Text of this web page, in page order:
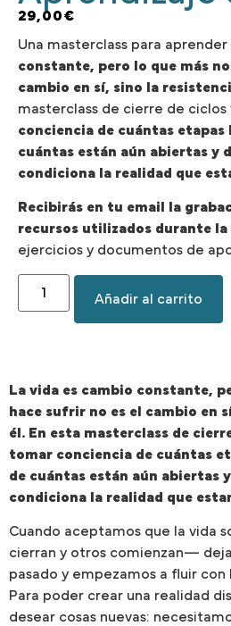
29,00€
Una masterclass para aprender
constante, pero lo que más
cambio en sí, sino la
masterclass de cierre de ciclos
conciencia de cuántas etapas
cuántas están aún abiertas y
condiciona la realidad que
Recibirás en tu email la
recursos utilizados durante la
ejercicios y documentos de
Añadir al carrito
La vida es cambio constante,
hace sufrir no es el cambio en
él. En esta masterclass de
tomar conciencia de cuántas
de cuántas están aún abiertas
condiciona la realidad que
Cuando aceptamos que la vida
cierran y otros comienzan—
pasado y empezamos a fluir con
Para poder crear una realidad
desear cosas nuevas: